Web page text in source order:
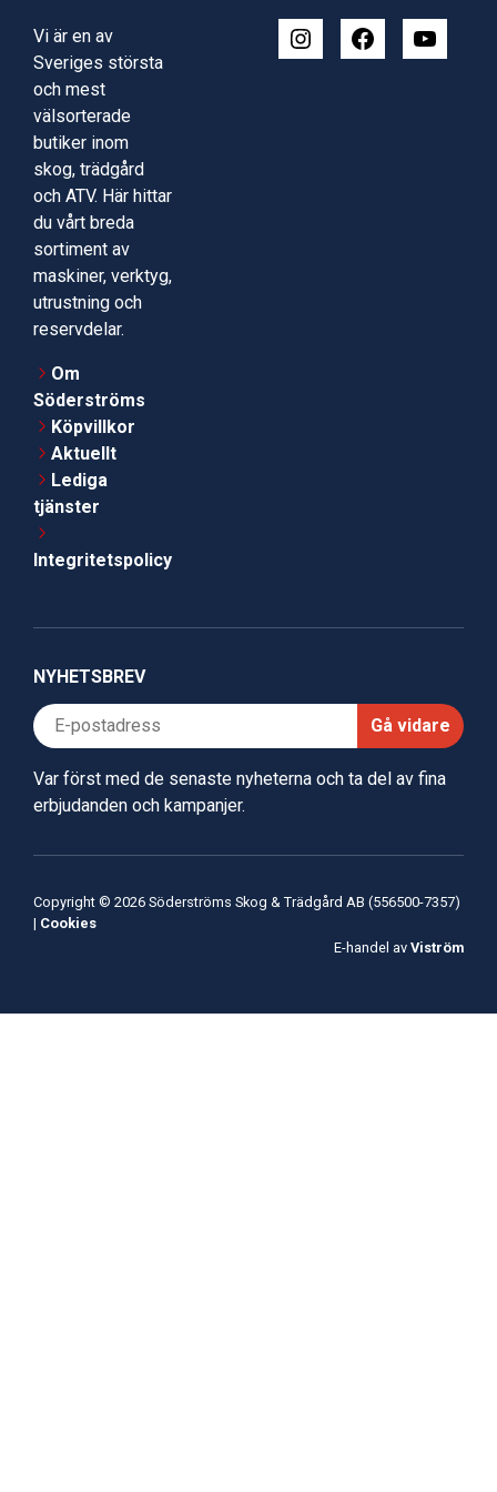
Vi är en av
Sveriges största
och mest
välsorterade
butiker inom
skog, trädgård
och ATV. Här hittar
du vårt breda
sortiment av
maskiner, verktyg,
utrustning och
reservdelar.
Om
Söderströms
Köpvillkor
Aktuellt
Lediga
tjänster
Integritetspolicy
NYHETSBREV
Gå vidare
Var först med de senaste nyheterna och ta del av fina
erbjudanden och kampanjer.
Copyright © 2026 Söderströms Skog & Trädgård AB (556500-7357)
| Cookies
E-handel av Viström